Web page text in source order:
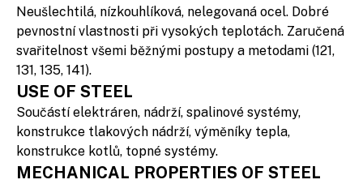
Neušlechtilá, nízkouhlíková, nelegovaná ocel. Dobré
pevnostní vlastnosti při vysokých teplotách. Zaručená
svařitelnost všemi běžnými postupy a metodami (121,
131, 135, 141).
USE OF STEEL
Součástí elektráren, nádrží, spalinové systémy,
konstrukce tlakových nádrží, výměníky tepla,
konstrukce kotlů, topné systémy.
MECHANICAL PROPERTIES OF STEEL